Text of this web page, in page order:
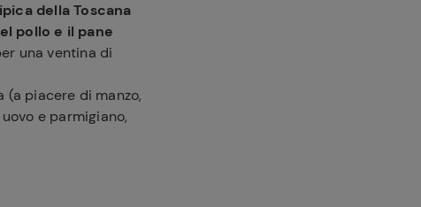
della Toscana
pollo e il pane
una ventina di
piacere di manzo,
e parmigiano,